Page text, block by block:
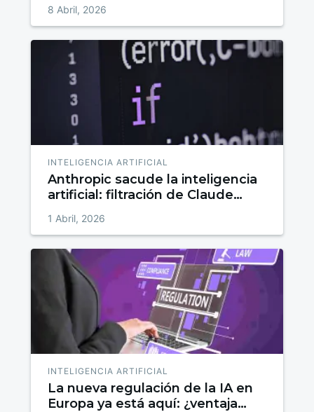
8 Abril, 2026
INTELIGENCIA ARTIFICIAL
Anthropic sacude la inteligencia
artificial: filtración de Claude
Pentágono
1 Abril, 2026
INTELIGENCIA ARTIFICIAL
La nueva regulación de la IA en
Europa ya está aquí: ¿ventaja